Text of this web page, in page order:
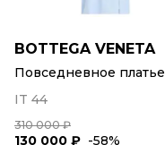
BOTTEGA VENETA
Повседневное платье
IT 44
310 000 ₽
130 000 ₽ -58%